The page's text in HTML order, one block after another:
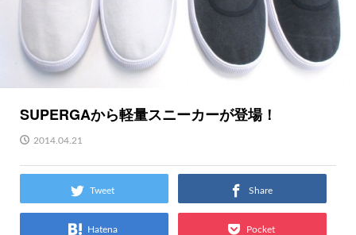
SUPERGAから軽量スニーカーが登場！
2014.04.21
Tweet Share
Hatena Pocket